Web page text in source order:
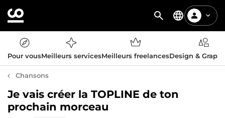
Pour vousMeilleurs servicesMeilleurs freelancesDesign &
Chansons
Je vais créer la TOPLINE de ton
prochain morceau